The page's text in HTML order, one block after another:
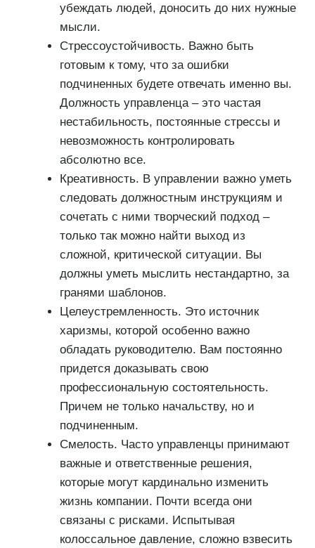
убеждать людей, доносить до них нужные
мысли.
Стрессоустойчивость. Важно быть
готовым к тому, что за ошибки
подчиненных будете отвечать именно вы.
Должность управленца – это частая
нестабильность, постоянные стрессы и
невозможность контролировать
абсолютно все.
Креативность. В управлении важно уметь
следовать должностным инструкциям и
сочетать с ними творческий подход –
только так можно найти выход из
сложной, критической ситуации. Вы
должны уметь мыслить нестандартно, за
гранями шаблонов.
Целеустремленность. Это источник
харизмы, которой особенно важно
обладать руководителю. Вам постоянно
придется доказывать свою
профессиональную состоятельность.
Причем не только начальству, но и
подчиненным.
Смелость. Часто управленцы принимают
важные и ответственные решения,
которые могут кардинально изменить
жизнь компании. Почти всегда они
связаны с рисками. Испытывая
колоссальное давление, сложно взвесить